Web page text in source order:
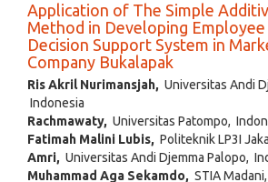
Application of The Simple
Method in Developing Employee
Decision Support System in
Company Bukalapak
Ris Akril Nurimansjah, Universitas Andi
Indonesia
Rachmawaty, Universitas Patompo,
Fatimah Malini Lubis, Politeknik LP3I
Amri, Universitas Andi Djemma Palopo,
Muhammad Aga Sekamdo, STIA